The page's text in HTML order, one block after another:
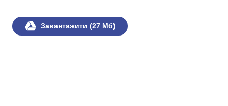
Завантажити (27 Мб)